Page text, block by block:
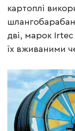
картоплі
дві, марок
їх вживаними